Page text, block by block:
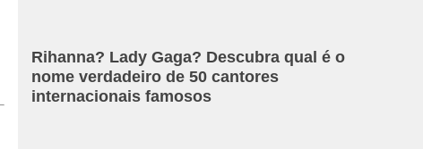
Rihanna? Lady Gaga? Descubra qual é o
nome verdadeiro de 50 cantores
internacionais famosos